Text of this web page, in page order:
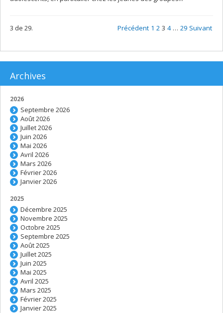
3 de 29. Précédent 1 2 3 4 … 29 Suivant
Archives
2026
Septembre 2026
Août 2026
Juillet 2026
Juin 2026
Mai 2026
Avril 2026
Mars 2026
Février 2026
Janvier 2026
2025
Décembre 2025
Novembre 2025
Octobre 2025
Septembre 2025
Août 2025
Juillet 2025
Juin 2025
Mai 2025
Avril 2025
Mars 2025
Février 2025
Janvier 2025